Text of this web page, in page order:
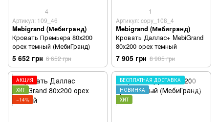
4
Артикул: 109_46
Mebigrand (Мебигранд)
Кровать Премьера 80х200
орех темный (МебиГранд)
5 652 грн 6 652 грн
1
Артикул: copy_108_4
Mebigrand (Мебигранд)
Кровать Даллас+ MebiGrand
80x200 орех темный
7 905 грн 8 905 грн
АКЦИЯ
ХИТ
−14%
БЕСПЛАТНАЯ ДОСТАВКА
НОВИНКА
ХИТ